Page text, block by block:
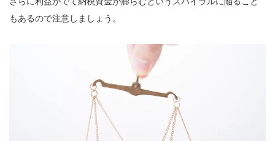
もあるので注意しましょう。